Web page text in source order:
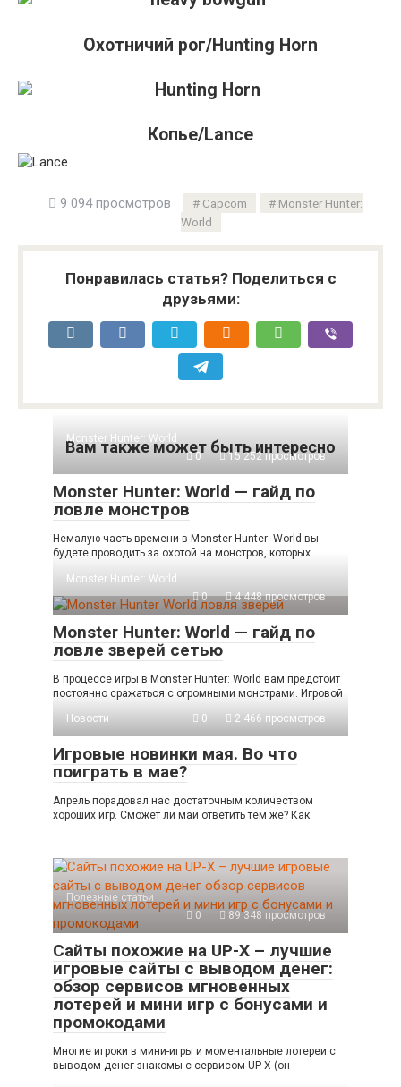
Охотничий рог/Hunting Horn
Копье/Lance
9 094 просмотров Capcom
Monster Hunter:
World
Понравилась статья? Поделиться с
друзьями:
Вам также может быть интересно
Monster Hunter: World
0
15 252 просмотров
Monster Hunter: World — гайд по
ловле монстров
Немалую часть времени в Monster Hunter: World вы
будете проводить за охотой на монстров, которых
Monster Hunter: World
0
4 448 просмотров
Monster Hunter: World — гайд по
ловле зверей сетью
В процессе игры в Monster Hunter: World вам предстоит
постоянно сражаться с огромными монстрами. Игровой
Новости
0 2 466 просмотров
Игровые новинки мая. Во что
поиграть в мае?
Апрель порадовал нас достаточным количеством
хороших игр. Сможет ли май ответить тем же? Как
Полезные статьи
0
89 348 просмотров
Сайты похожие на UP-X – лучшие
игровые сайты с выводом денег:
обзор сервисов мгновенных
лотерей и мини игр с бонусами и
промокодами
Многие игроки в мини-игры и моментальные лотереи с
выводом денег знакомы с сервисом UP-X (он